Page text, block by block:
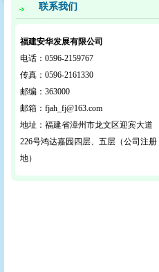
联系我们
福建安华发展有限公司
电话：0596-2159767
传真：0596-2161330
邮编：363000
邮箱：fjah_fj@163.com
地址：福建省漳州市龙文区迎宾大道
226号鸿达嘉园四层、五层（公司注册
地）